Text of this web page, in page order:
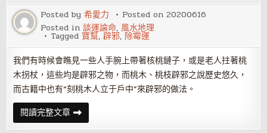
Posted by希愛力 Posted on20200616
Posted in談運論命, 風水地理
Tagged 寶幫,辟邪, 除霉運
我們有時候會瞧見一些人手腕上帶著核桃鏈子，或是老人拄著桃
木拐杖，這些均是辟邪之物，而桃木、桃枝辟邪之說歷史悠久，
而古籍中也有“刻桃木人立于戶中”來辟邪的做法。
閱讀完整文章辟
邪
5